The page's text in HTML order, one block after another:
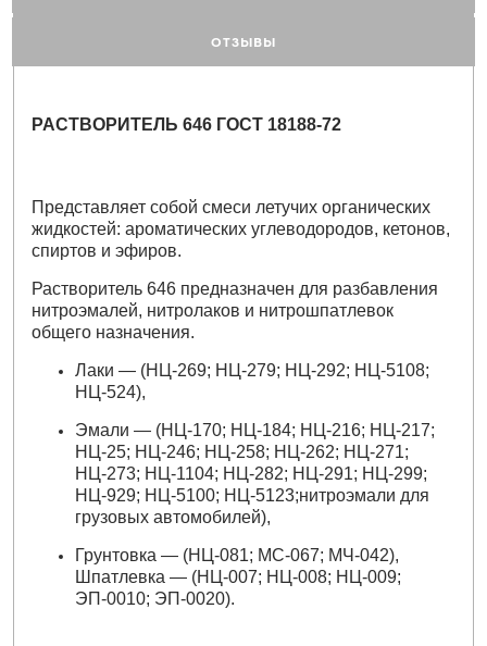
ОТЗЫВЫ
РАСТВОРИТЕЛЬ 646 ГОСТ 18188-72
Представляет собой смеси летучих органических
жидкостей: ароматических углеводородов, кетонов,
спиртов и эфиров.
Растворитель 646 предназначен для разбавления
нитроэмалей, нитролаков и нитрошпатлевок
общего назначения.
Лаки — (НЦ-269; НЦ-279; НЦ-292; НЦ-5108;
НЦ-524),
Эмали — (НЦ-170; НЦ-184; НЦ-216; НЦ-217;
НЦ-25; НЦ-246; НЦ-258; НЦ-262; НЦ-271;
НЦ-273; НЦ-1104; НЦ-282; НЦ-291; НЦ-299;
НЦ-929; НЦ-5100; НЦ-5123;нитроэмали для
грузовых автомобилей),
Грунтовка — (НЦ-081; МС-067; МЧ-042),
Шпатлевка — (НЦ-007; НЦ-008; НЦ-009;
ЭП-0010; ЭП-0020).